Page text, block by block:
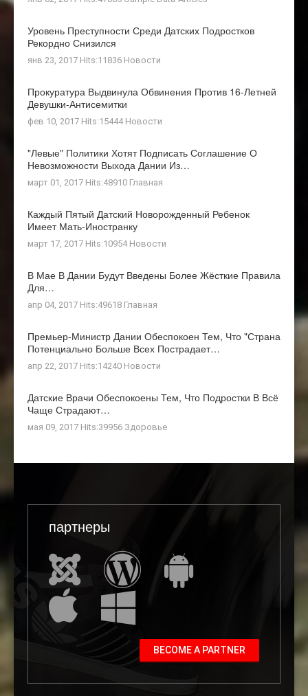
Уровень Преступности Среди Датских Подростков
Рекордно Снизился
янв 23, 2017 Hits:11836 Новости
Прокуратура Выдвинула Обвинения Против 16-Летней
Девушки-Антисемитки
фев 10, 2017 Hits:15444 Новости
"Левые" Политики Хотят Подписать Соглашение О
Невозможности Выхода Дании Из…
март 01, 2017 Hits:48910 Главная
Каждый Пятый Датский Новорожденный Ребенок
Имеет Мать-Иностранку
март 17, 2017 Hits:10954 Новости
В Мае В Дании Будут Введены Более Жёсткие Правила
Для…
апр 04, 2017 Hits:49618 Главная
Премьер-Министр Дании Обеспокоен Тем, Что "страна
Потенциально Больше Всех Пострадает…
апр 22, 2017 Hits:14240 Новости
Датские Врачи Обеспокоены Тем, Что Подростки В Всё
Чаще Страдают…
мая 09, 2017 Hits:39956 Здоровье
партнеры
BECOME A PARTNER